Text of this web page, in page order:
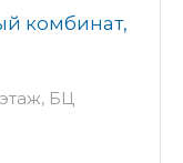
комбинат,
БЦ